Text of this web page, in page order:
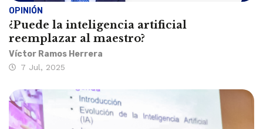
OPINIÓN
¿Puede la inteligencia artificial
reemplazar al maestro?
Víctor Ramos Herrera
7 Jul, 2025